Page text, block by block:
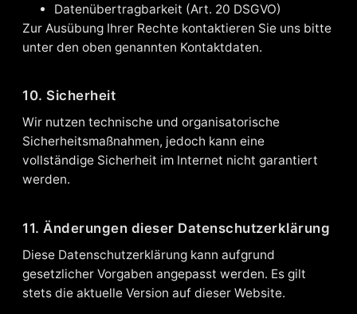
Datenübertragbarkeit (Art. 20 DSGVO)
Zur Ausübung Ihrer Rechte kontaktieren Sie uns bitte
unter den oben genannten Kontaktdaten.
10. Sicherheit
Wir nutzen technische und organisatorische
Sicherheitsmaßnahmen, jedoch kann eine
vollständige Sicherheit im Internet nicht garantiert
werden.
11. Änderungen dieser Datenschutzerklärung
Diese Datenschutzerklärung kann aufgrund
gesetzlicher Vorgaben angepasst werden. Es gilt
stets die aktuelle Version auf dieser Website.